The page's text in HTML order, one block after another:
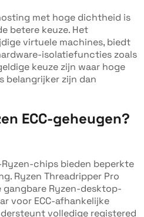
met hoge dichtheid is
betere keuze. Het
virtuele machines, biedt
isolatiefuncties zoals
keuze zijn waar hoge
belangrijker zijn dan
ECC-geheugen?
chips bieden beperkte
Ryzen Threadripper Pro
gangbare Ryzen-desktop-
voor ECC-afhankelijke
volledige registered